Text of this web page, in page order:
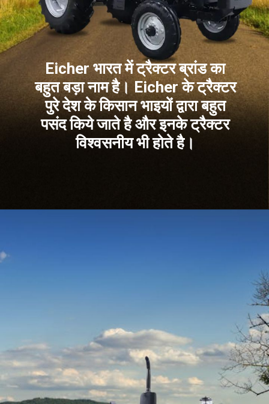
Eicher भारत में ट्रैक्टर ब्रांड का
बहुत बड़ा नाम है। Eicher के ट्रैक्टर
पुरे देश के किसान भाइयों द्वारा बहुत
पसंद किये जाते है और इनके ट्रैक्टर
विश्वसनीय भी होते है।